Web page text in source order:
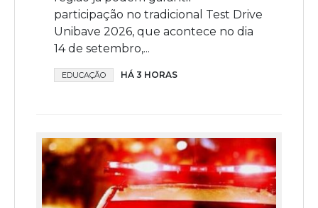
participação no tradicional Test Drive
Unibave 2026, que acontece no dia
14 de setembro,...
EDUCAÇÃO HÁ 3 HORAS